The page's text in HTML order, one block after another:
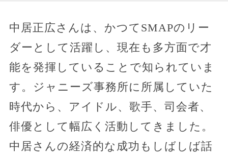
中居正広さんは、かつてSMAPのリー
ダーとして活躍し、現在も多方面で才
能を発揮していることで知られていま
す。ジャニーズ事務所に所属していた
時代から、アイドル、歌手、司会者、
俳優として幅広く活動してきました。
中居さんの経済的な成功もしばしば話